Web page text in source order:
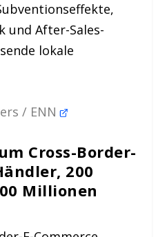
und After-Sales-
lokale
/ ENN
Cross-Border-
200
Millionen